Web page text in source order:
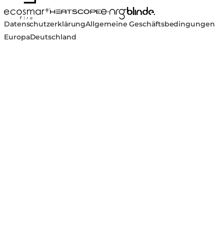
EcoSmart FireHEATSCOPE® Heaters
e-NRG Bioethanol
Blinde Design
DatenschutzerklärungAllgemeine Geschäftsbedingungen
EuropaDeutschland